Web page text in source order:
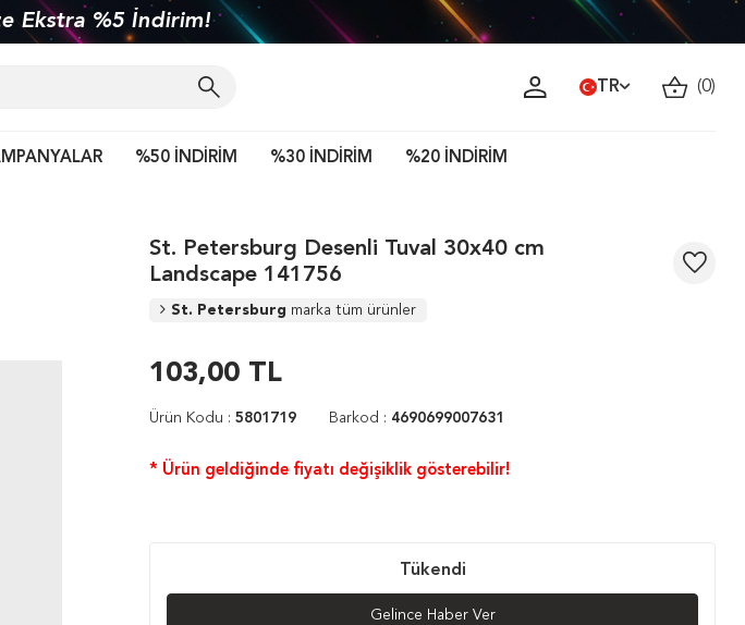
Ekstra %5 İndirim!
TR (0)
%50 İNDİRİM %30 İNDİRİM %20 İNDİRİM
St. Petersburg Desenli Tuval 30x40 cm
Landscape 141756
St. Petersburg marka tüm ürünler
103,00 TL
Ürün Kodu : 5801719 Barkod : 4690699007631
* Ürün geldiğinde fiyatı değişiklik gösterebilir!
Tükendi
Gelince Haber Ver